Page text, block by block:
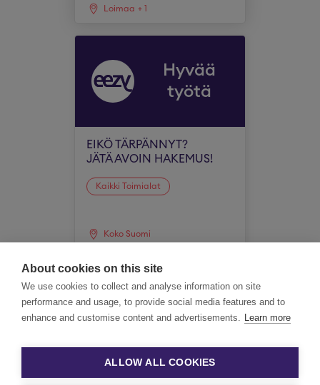
Loimaa + 1
Hyvää
työtä
EIKÖ TÄRPÄNNYT?
JÄTÄ AVOIN HAKEMUS!
Kaikki Toimialat
Koko Suomi
About cookies on this site
We use cookies to collect and analyse information on site
performance and usage, to provide social media features and to
enhance and customise content and advertisements. Learn more
ALLOW ALL COOKIES